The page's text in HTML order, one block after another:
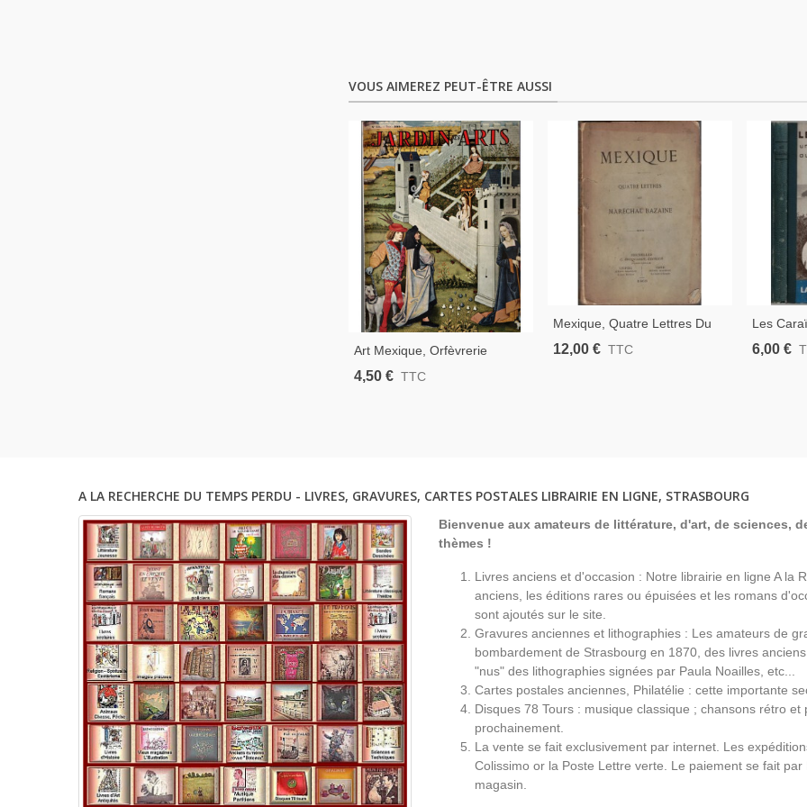
VOUS AIMEREZ PEUT-ÊTRE AUSSI
Art Mexique, Orfèvrerie
Porcelaine Anglaise, Rome
Antique, Fleurs Miniatures,
4,50 € TTC
Mexique, Quatre Lettres Du
Maréchal Bazaine, Victor
12,00 € TTC
Les
Étrange
6,00 €
A LA RECHERCHE DU TEMPS PERDU - LIVRES, GRAVURES, CARTES POSTALES LIBRAIRIE EN LIGNE, STRASBOURG
Bienvenue aux amateurs de littérature, d'art, de sciences,
thèmes !
Livres anciens et d'occasion : Notre librairie en ligne A la
anciens, les éditions rares ou épuisées et les romans
sont ajoutés sur le site.
Gravures anciennes et lithographies : Les amateurs de
bombardement de Strasbourg en 1870, des livres
"nus" des lithographies signées par Paula Noailles, etc...
Cartes postales anciennes, Philatélie : cette importante
Disques 78 Tours : musique classique ; chansons rétro
prochainement.
La vente se fait exclusivement par internet. Les
Colissimo or la Poste Lettre verte. Le paiement se fait
magasin.